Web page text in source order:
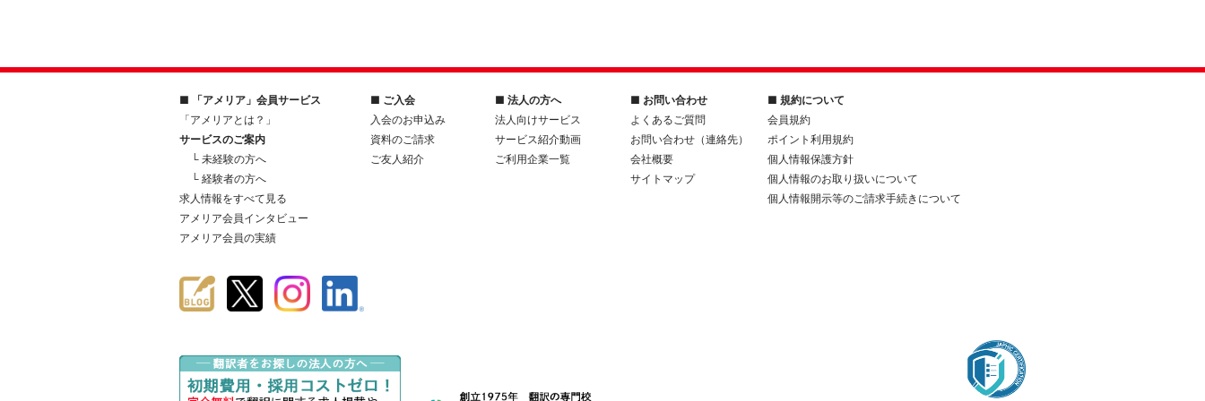
■ 「アメリア」会員サービス
「アメリアとは？」
サービスのご案内
└ 未経験の方へ
└ 経験者の方へ
求人情報をすべて見る
アメリア会員インタビュー
アメリア会員の実績
■ ご入会
入会のお申込み
資料のご請求
ご友人紹介
■ 法人の方へ
法人向けサービス
サービス紹介動画
ご利用企業一覧
■ お問い合わせ
よくあるご質問
お問い合わせ（連絡先）
会社概要
サイトマップ
■ 規約について
会員規約
ポイント利用規約
個人情報保護方針
個人情報のお取り扱いについて
個人情報開示等のご請求手続きについて